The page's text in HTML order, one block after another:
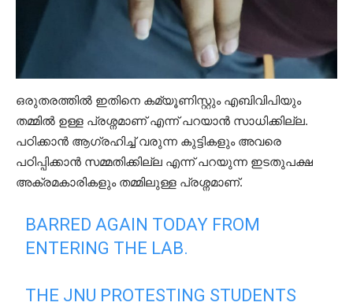
ഒരുതരത്തിൽ ഇതിനെ കമ്യൂണിസ്റ്റും എബിവിപിയും
തമ്മിൽ ഉള്ള പ്രശ്നമാണ് എന്ന് പറയാൻ സാധിക്കില്ല.
പഠിക്കാൻ ആഗ്രഹിച്ച് വരുന്ന കുട്ടികളും അവരെ
പഠിപ്പിക്കാൻ സമ്മതിക്കില്ല എന്ന് പറയുന്ന ഇടതുപക്ഷ
അക്രമകാരികളും തമ്മിലുള്ള പ്രശ്നമാണ്.
BARRED AGAIN TODAY FROM
ENTERING THE LAB.
THE JNU PROTESTING STUDENTS